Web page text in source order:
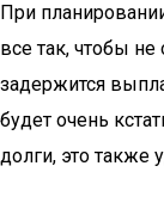
При
все так, чтобы не
задержится
будет очень
долги, это также